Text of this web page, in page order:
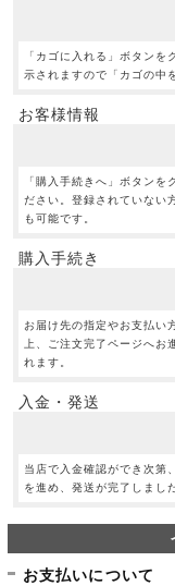
「カゴに入れる」ボタン
示されますので「カゴの中
お客様情報
「購入手続きへ」ボタンを
ださい。登録されていない
も可能です。
購入手続き
お届け先の指定やお支払い
上、ご注文完了ページへお
れます。
入金・発送
当店で入金確認ができ次第
を進め、発送が完了しまし
お支払いについて